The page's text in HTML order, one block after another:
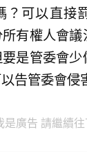
？可以直接
有權人會
是管委會
告管委會侵
是廣告 請繼續